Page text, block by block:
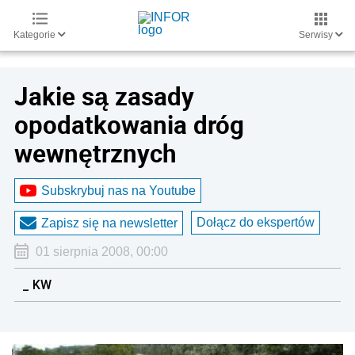
Kategorie Serwisy
Jakie są zasady
opodatkowania dróg
wewnętrznych
Subskrybuj nas na Youtube
Zapisz się na newsletter Dołącz do ekspertów
01 sierpnia 2008, 00:00
_ KW